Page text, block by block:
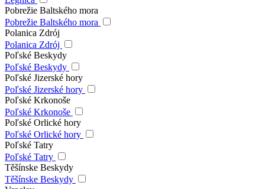
Pobrežie Baltského mora
Pobrežie Baltského mora
Polanica Zdrój
Polanica Zdrój
Poľské Beskydy
Poľské Beskydy
Poľské Jizerské hory
Poľské Jizerské hory
Poľské Krkonoše
Poľské Krkonoše
Poľské Orlické hory
Poľské Orlické hory
Poľské Tatry
Poľské Tatry
Těšínske Beskydy
Těšínske Beskydy